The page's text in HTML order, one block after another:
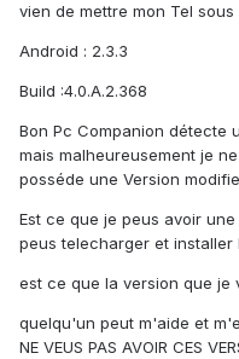
vien de mettre mon Tel sous
Android : 2.3.3
Build :4.0.A.2.368
Bon Pc Companion détecte
mais malheureusement je
posséde une Version
Est ce que je peus avoir
peus telecharger et installer
est ce que la version que je
quelqu'un peut m'aide et
NE VEUS PAS AVOIR CES